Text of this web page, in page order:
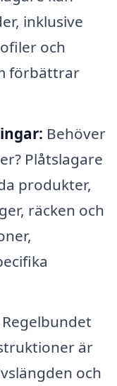
inklusive
och
förbättrar
Behöver
Plåtslagare
produkter,
räcken och
Regelbundet
är
och